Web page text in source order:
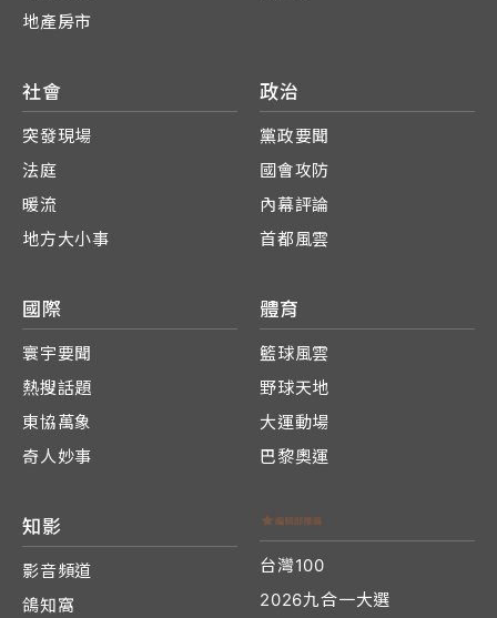
地產房市
社會
突發現場
法庭
暖流
地方大小事
政治
黨政要聞
國會攻防
內幕評論
首都風雲
國際
寰宇要聞
熱搜話題
東協萬象
奇人妙事
體育
籃球風雲
野球天地
大運動場
巴黎奧運
知影
影音頻道
鴿知窩
台灣100
2026九合一大選